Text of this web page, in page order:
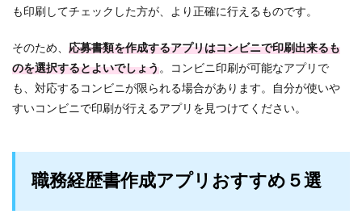
も印刷してチェックした方が、より正確に行えるものです。
そのため、 応募書類を作成するアプリはコンビニで印刷出来るも
のを選択するとよいでしょう。コンビニ印刷が可能なアプリで
も、対応するコンビニが限られる場合があります。自分が使いや
すいコンビニで印刷が行えるアプリを見つけてください。
職務経歴書作成アプリおすすめ５選